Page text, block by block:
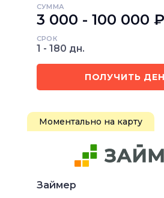
СУММА
3 000 - 100 000 ₽
СРОК
1 - 180 дн.
ПОЛУЧИТЬ
Моментально на карту
Займер